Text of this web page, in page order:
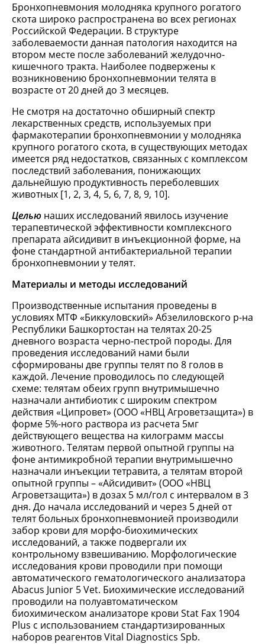
Бронхопневмония молодняка крупного рогатого
скота широко распространена во всех регионах
Российской Федерации. В структуре
заболеваемости данная патология находится на
втором месте после заболеваний желудочно-
кишечного тракта. Наиболее подвержены к
возникновению бронхопневмонии телята в
возрасте от 20 дней до 3 месяцев.
Не смотря на достаточно обширный спектр
лекарственных средств, используемых при
фармакотерапии бронхопневмонии у молодняка
крупного рогатого скота, в существующих методах
имеется ряд недостатков, связанных с комплексом
последствий заболевания, понижающих
дальнейшую продуктивность переболевших
животных [1, 2, 3, 4, 5, 6, 7, 8, 9, 10].
Целью наших исследований явилось изучение
терапевтической эффективности комплексного
препарата айсидивит в инъекционной форме, на
фоне стандартной антибактериальной терапии
бронхопневмонии у телят.
Материалы и методы исследований
Производственные испытания проведены в
условиях МТФ «Биккуловский» Абзелиловского р-на
Республики Башкортостан на телятах 20-25
дневного возраста черно-пестрой породы. Для
проведения исследований нами были
сформированы две группы телят по 8 голов в
каждой. Лечение проводилось по следующей
схеме: телятам обеих групп внутримышечно
назначали антибиотик с широким спектром
действия «Ципровет» (ООО «НВЦ Агроветзащита») в
форме 5%-ного раствора из расчета 5мг
действующего вещества на килограмм массы
животного. Телятам первой опытной группы на
фоне антимикробной терапии внутримышечно
назначали инъекции тетравита, а телятам второй
опытной группы – «Айсидивит» (ООО «НВЦ
Агроветзащита») в дозах 5 мл/гол с интервалом в 3
дня. До начала исследований и через 5 дней от
телят больных бронхопневмонией производили
забор крови для морфо-биохимических
исследований, а также подвергали их
контрольному взвешиванию. Морфологические
исследования крови проводили при помощи
автоматического гематологического анализатора
Abacus Junior 5 Vet. Биохимические исследований
проводили на полуавтоматическом
биохимическом анализаторе крови Stat Fax 1904
Plus с использованием стандартизированных
наборов реагентов Vital Diagnostics Spb.